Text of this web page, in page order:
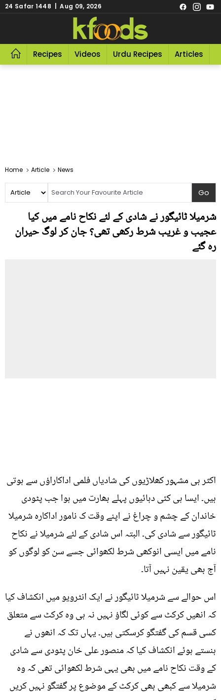
24 Safar 1448 | Aug 09, 2026
Recipes Videos Urdu Recipes Articles
Home Article News
شرمیلا ٹائیگور نے شادی کے لئے نکاح نامے میں کیا
عجیب و غریب شرط رکھی تھی؟ جان کر لوگ حیران
رہ گئے
اکثر ہی مشہور کھلاڑیوں کی شادیاں فلمی اداکاراؤں سے ہوتی
ہیں۔ ایسا ہی کئی دہائیوں پہلے بھارت میں ہوا جب پٹودی
خاندان کے چشم و چراغ نے اپنے وقت ک نامور اداکارہ شرمیلا
ٹائیگور سے شادی کی۔ البتہ اس شادی کے لئے شرمیلا نے نکاح
نامے میں ایسی انوکھی شرط لکھوائی جسے سن کو لوگوں کو
آج بھی یقین نہیں آتا۔
اس حوالے سے شرمیلا ٹائیگور نے ایک انٹرویو میں انکشاف کیا
کہ انھیں کرکٹ سے کوئی لگاؤ نہیں نہ ہی وہ کرکٹ سے متعلق
کسی قسم کی گفتگو کرسکتی ہیں۔ یہاں تک کہ انھوں نے
ہنستے ہوئے انکشاف کیا کہ منصور علی خان پٹودی سے شادی
کے وقت نکاح نامے میں بھی یہی شرط لکھوائی تھی کہ وہ
شرمیلا سے کبھی بھی کرکٹ کے موضوع پر گفتگو نہیں کریں